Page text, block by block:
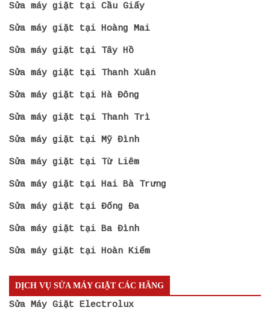
Sửa máy giặt tại Cầu Giấy
Sửa máy giặt tại Hoàng Mai
Sửa máy giặt tại Tây Hồ
Sửa máy giặt tại Thanh Xuân
Sửa máy giặt tại Hà Đông
Sửa máy giặt tại Thanh Trì
Sửa máy giặt tại Mỹ Đình
Sửa máy giặt tại Từ Liêm
Sửa máy giặt tại Hai Bà Trưng
Sửa máy giặt tại Đống Đa
Sửa máy giặt tại Ba Đình
Sửa máy giặt tại Hoàn Kiếm
DỊCH VỤ SỬA MÁY GIẶT CÁC HÃNG
Sửa Máy Giặt Electrolux